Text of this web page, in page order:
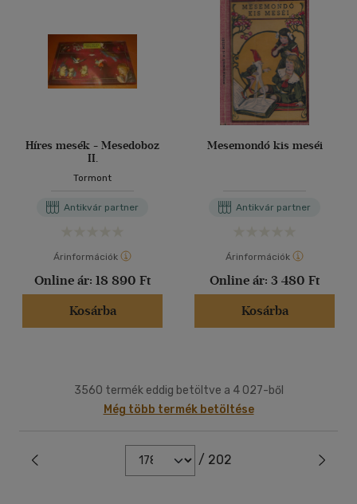
Híres mesék - Mesedoboz
II.
Tormont
Antikvár partner
Árinformációk
Online ár: 18 890 Ft
Kosárba
Mesemondó kis meséi
Antikvár partner
Árinformációk
Online ár: 3 480 Ft
Kosárba
3560 termék eddig betöltve a 4 027-ből
Még több termék betöltése
/ 202